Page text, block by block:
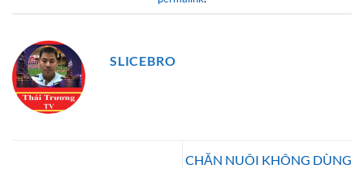
SLICEBRO
CHĂN NUÔI KHÔNG DÙNG